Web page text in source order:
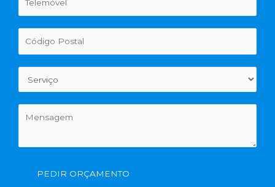
PEDIR ORÇAMENTO